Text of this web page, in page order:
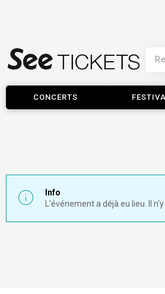
CONCERTS
Info
L'événement a déjà eu lieu. Il